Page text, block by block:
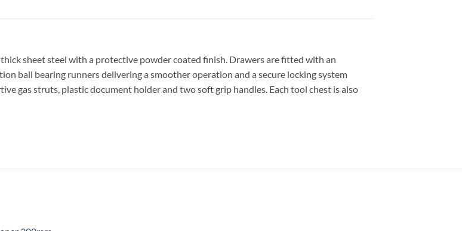
sheet steel with a protective powder coated finish. Drawers are fitted with an
ball bearing runners delivering a smoother operation and a secure locking system
gas struts, plastic document holder and two soft grip handles. Each tool chest is also